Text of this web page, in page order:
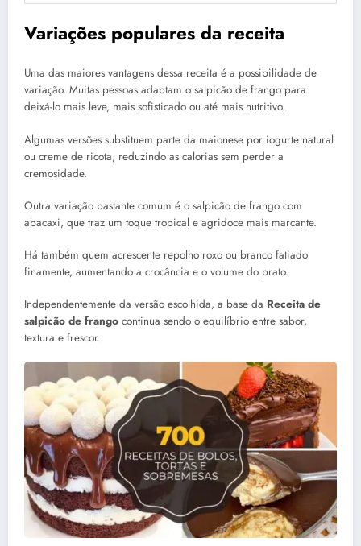
Variações populares da receita
Uma das maiores vantagens dessa receita é a possibilidade de
variação. Muitas pessoas adaptam o salpicão de frango para
deixá-lo mais leve, mais sofisticado ou até mais nutritivo.
Algumas versões substituem parte da maionese por iogurte natural
ou creme de ricota, reduzindo as calorias sem perder a
cremosidade.
Outra variação bastante comum é o salpicão de frango com
abacaxi, que traz um toque tropical e agridoce mais marcante.
Há também quem acrescente repolho roxo ou branco fatiado
finamente, aumentando a crocância e o volume do prato.
Independentemente da versão escolhida, a base da Receita de
salpicão de frango continua sendo o equilíbrio entre sabor,
textura e frescor.